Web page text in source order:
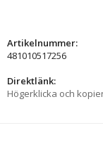
Artikelnummer:
481010517256
Direktlänk:
Högerklicka och